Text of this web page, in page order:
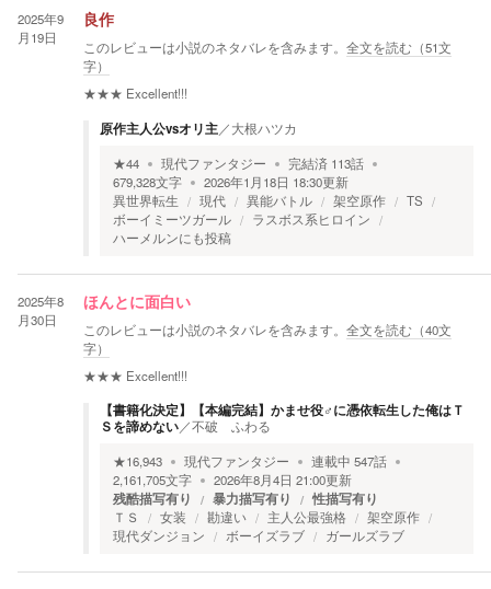
2025年9
月19日
良作
このレビューは小説のネタバレを含みます。 全文を読む（51文
字）
★★★ Excellent!!!
原作主人公vsオリ主／大根ハツカ
★44 現代ファンタジー 完結済 113話
679,328文字 2026年1月18日 18:30更新
異世界転生
現代 異能バトル 架空原作
TS
ボーイミーツガール
ラスボス系ヒロイン
ハーメルンにも投稿
2025年8
月30日
ほんとに面白い
このレビューは小説のネタバレを含みます。 全文を読む（40文
字）
★★★ Excellent!!!
【書籍化決定】【本編完結】かませ役♂に憑依転生した俺はＴ
Ｓを諦めない／不破 ふわる
★16,943 現代ファンタジー 連載中 547話
2,161,705文字 2026年8月4日 21:00更新
残酷描写有り 暴力描写有り 性描写有り
ＴＳ 女装 勘違い 主人公最強格
架空原作
現代ダンジョン
ボーイズラブ ガールズラブ